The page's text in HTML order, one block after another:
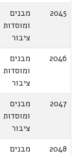
2045
מבנים
ומוסדות
ציבור
2046
מבנים
ומוסדות
ציבור
2047
מבנים
ומוסדות
ציבור
2048
מבנים